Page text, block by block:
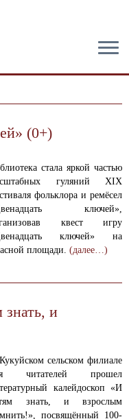
(0+)
стала яркой частью
гуляний XIX
фольклора и ремёсел
ключей»,
квест игру
ключей» на
площади.(далее…)
и
сельском филиале
читателей прошел
калейдоскоп «И
знать, и взрослым
посвящённый 100-